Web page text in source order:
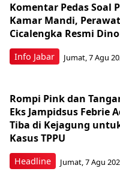
Info Jabar
Komentar Pedas Soal
Kamar Mandi, Perawat
Cicalengka Resmi
Jumat, 7 Agu
Headline
Rompi Pink dan
Eks Jampidsus Febrie
Tiba di Kejagung
Kasus TPPU
Jumat, 7 Agu